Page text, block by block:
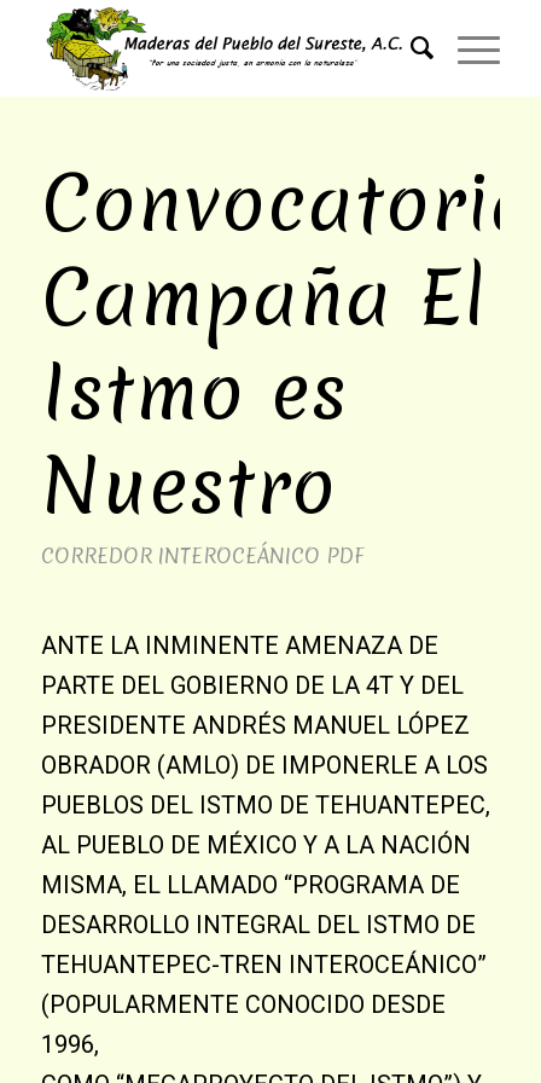
Convocatoria
Campaña El
Istmo es
Nuestro
CORREDOR INTEROCEÁNICO PDF
ANTE LA INMINENTE AMENAZA DE
PARTE DEL GOBIERNO DE LA 4T Y DEL
PRESIDENTE ANDRÉS MANUEL LÓPEZ
OBRADOR (AMLO) DE IMPONERLE A LOS
PUEBLOS DEL ISTMO DE TEHUANTEPEC,
AL PUEBLO DE MÉXICO Y A LA NACIÓN
MISMA, EL LLAMADO “PROGRAMA DE
DESARROLLO INTEGRAL DEL ISTMO DE
TEHUANTEPEC-TREN INTEROCEÁNICO”
(POPULARMENTE CONOCIDO DESDE
1996,